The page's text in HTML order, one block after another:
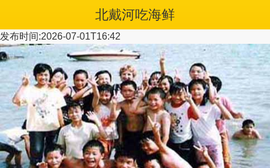
北戴河吃海鲜
发布时间:2026-07-01T16:42